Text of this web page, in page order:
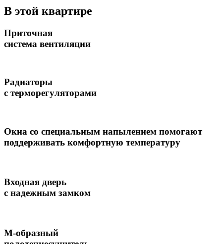
В этой квартире
Приточная
система вентиляции
Радиаторы
с терморегуляторами
Окна со специальным напылением помогают
поддерживать комфортную температуру
Входная дверь
с надежным замком
М-образный